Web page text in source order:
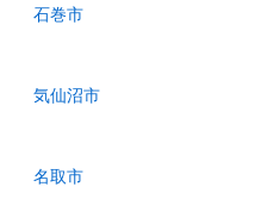
石巻市
気仙沼市
名取市